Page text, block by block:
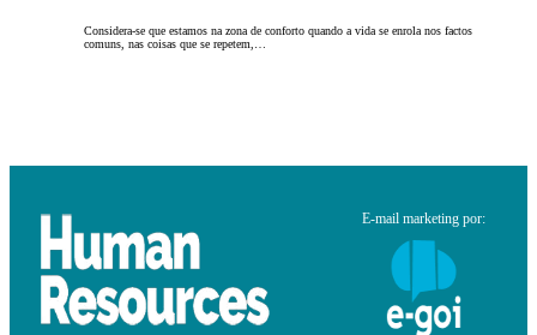
Considera-se que estamos na zona de conforto quando a vida se enrola nos factos
comuns, nas coisas que se repetem,…
E-mail marketing por: